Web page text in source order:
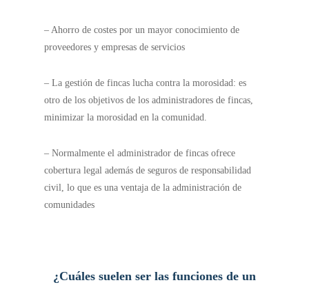
– Ahorro de costes por un mayor conocimiento de
proveedores y empresas de servicios
– La gestión de fincas lucha contra la morosidad: es
otro de los objetivos de los administradores de fincas,
minimizar la morosidad en la comunidad.
– Normalmente el administrador de fincas ofrece
cobertura legal además de seguros de responsabilidad
civil, lo que es una ventaja de la administración de
comunidades
¿Cuáles suelen ser las funciones de un